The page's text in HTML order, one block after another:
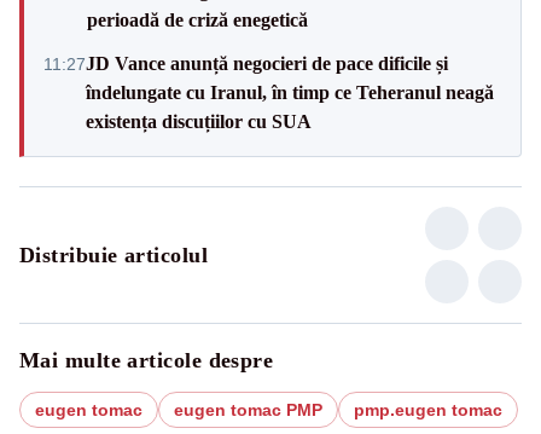
perioadă de criză enegetică
11:27JD Vance anunță negocieri de pace dificile și
îndelungate cu Iranul, în timp ce Teheranul neagă
existența discuțiilor cu SUA
Distribuie articolul
Mai multe articole despre
eugen tomac eugen tomac PMP pmp.eugen tomac